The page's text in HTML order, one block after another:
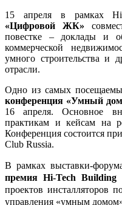
15 апреля в рамках
«Цифровой ЖК»
повестке – доклады и
коммерческой
умного строительства и
отрасли.
Одно из самых
конференция «Умный
16 апреля. Основное
практикам и кейсам на
Конференция состоится
Club Russia.
В рамках выставки-
премияHi-Tech Building
проектов инсталляторов
управления «умным